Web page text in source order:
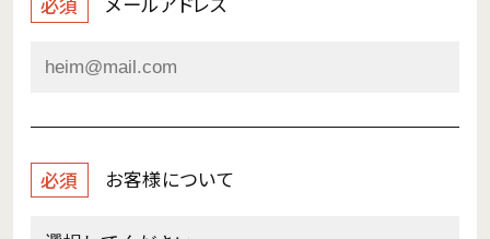
必須 お客様について